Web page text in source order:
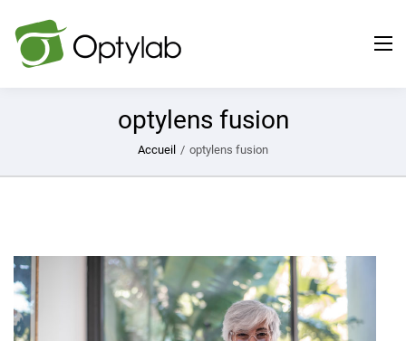
optylens fusion
Accueil / optylens fusion